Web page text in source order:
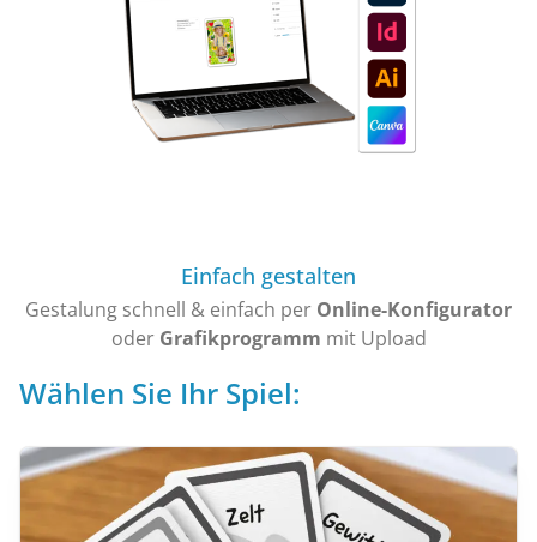
Einfach gestalten
Gestalung schnell & einfach per Online-Konfigurator
oder Grafikprogramm mit Upload
Wählen Sie Ihr Spiel: